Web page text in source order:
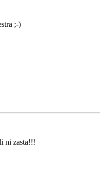
;-)
ni zasta!!!